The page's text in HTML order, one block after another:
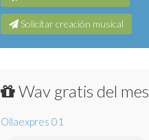
Solicitar creación musical
Wav gratis del mes
Ollaexpres 01